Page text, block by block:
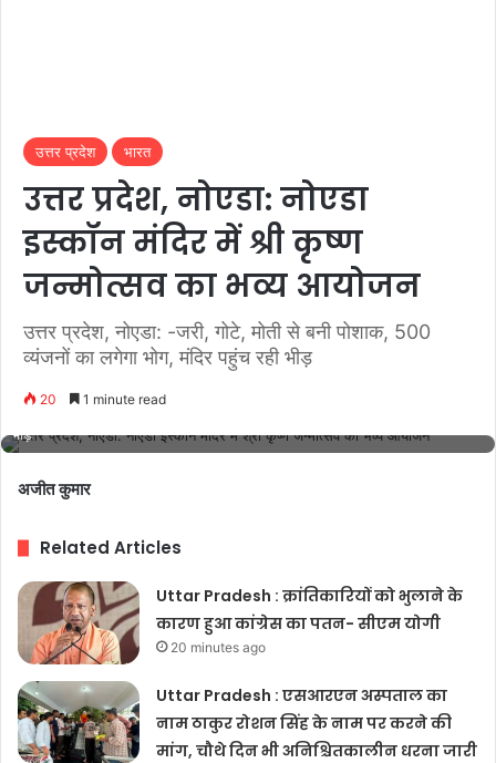
उत्तर प्रदेश भारत
उत्तर प्रदेश, नोएडा: नोएडा
इस्कॉन मंदिर में श्री कृष्ण
जन्मोत्सव का भव्य आयोजन
उत्तर प्रदेश, नोएडा: -जरी, गोटे, मोती से बनी पोशाक, 500
व्यंजनों का लगेगा भोग, मंदिर पहुंच रही भीड़
20 1 minute read
भीड़
अजीत कुमार
Related Articles
Uttar Pradesh : क्रांतिकारियों को भुलाने के
कारण हुआ कांग्रेस का पतन- सीएम योगी
20 minutes ago
Uttar Pradesh : एसआरएन अस्पताल का
नाम ठाकुर रोशन सिंह के नाम पर करने की
मांग, चौथे दिन भी अनिश्चितकालीन धरना जारी